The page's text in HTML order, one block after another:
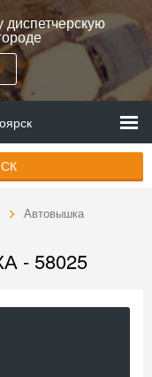
диспетчерскую
Автовышка
- 58025